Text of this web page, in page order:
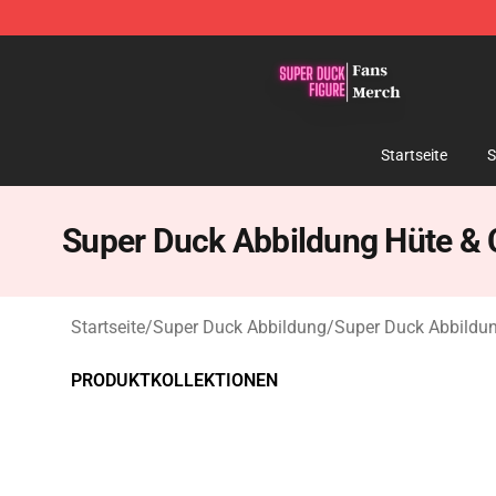
Startseite
Super Duck Abbildung Hüte &
Startseite/Super Duck Abbildung/Super Duck
PRODUKTKOLLEKTIONEN